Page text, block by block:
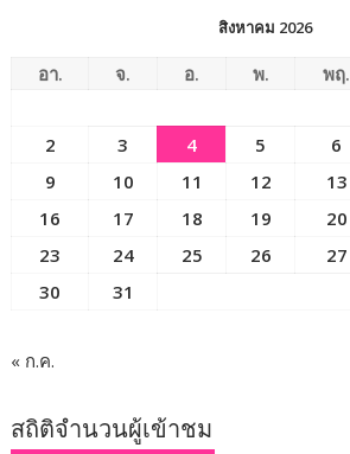
สิงหาคม 2026
อา. จ. อ. พ. พฤ.
2
3 4 5 6
9
10 11 12 13
16
17 18 19 20
23
24 25 26 27
30
31
« ก.ค.
สถิติจำนวนผู้เข้าชม